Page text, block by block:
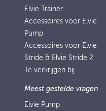
Elvie Trainer
Accessoires voor Elvie
Pump
Accessoires voor Elvie
Stride & Elvie Stride 2
Te verkrijgen bij
Meest gestelde vragen
Elvie Pump